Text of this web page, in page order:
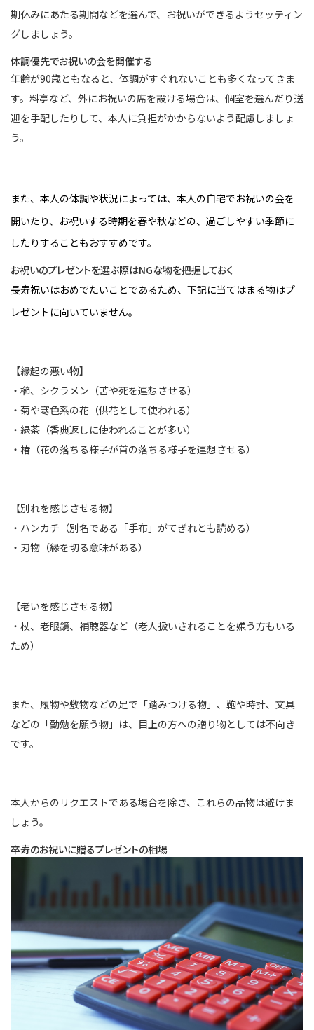
期休みにあたる期間などを選んで、お祝いができるようセッティン
グしましょう。
体調優先でお祝いの会を開催する
年齢が90歳ともなると、体調がすぐれないことも多くなってきま
す。料亭など、外にお祝いの席を設ける場合は、個室を選んだり送
迎を手配したりして、本人に負担がかからないよう配慮しましょ
う。
また、本人の体調や状況によっては、本人の自宅でお祝いの会を
開いたり、お祝いする時期を春や秋などの、過ごしやすい季節に
したりすることもおすすめです。
お祝いのプレゼントを選ぶ際はNGな物を把握しておく
長寿祝いはおめでたいことであるため、下記に当てはまる物はプ
レゼントに向いていません。
【縁起の悪い物】
・櫛、シクラメン（苦や死を連想させる）
・菊や寒色系の花（供花として使われる）
・緑茶（香典返しに使われることが多い）
・椿（花の落ちる様子が首の落ちる様子を連想させる）
【別れを感じさせる物】
・ハンカチ（別名である「手布」がてぎれとも読める）
・刃物（縁を切る意味がある）
【老いを感じさせる物】
・杖、老眼鏡、補聴器など（老人扱いされることを嫌う方もいる
ため）
また、履物や敷物などの足で「踏みつける物」、鞄や時計、文具
などの「勤勉を願う物」は、目上の方への贈り物としては不向き
です。
本人からのリクエストである場合を除き、これらの品物は避けま
しょう。
卒寿のお祝いに贈るプレゼントの相場